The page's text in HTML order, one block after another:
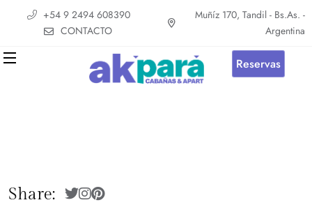
+54 9 2494 608390
CONTACTO
Muñíz 170, Tandil - Bs.As. -
Argentina
Reservas
Share: